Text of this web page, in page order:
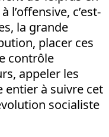
l’offensive, c’est-
la grande
placer ces
contrôle
appeler les
entier à suivre cet
socialiste